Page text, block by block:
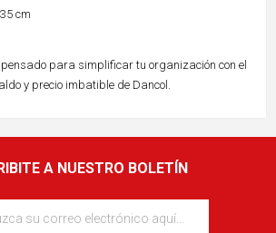
cm
pensado para simplificar tu organización con el
y precio imbatible de Dancol.
A NUESTRO BOLETÍN